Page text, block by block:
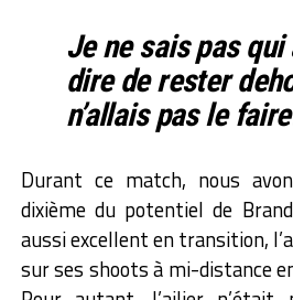
Je ne sais pas
dire de rester
n’allais pas le
Durant ce match, nous
dixième du potentiel de
aussi excellent en transition,
sur ses shoots à mi-distance